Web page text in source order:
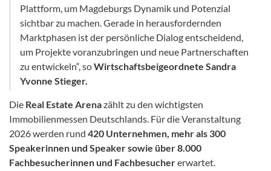
Plattform, um Magdeburgs Dynamik und Potenzial
sichtbar zu machen. Gerade in herausfordernden
Marktphasen ist der persönliche Dialog entscheidend,
um Projekte voranzubringen und neue Partnerschaften
zu entwickeln“, soWirtschaftsbeigeordnete Sandra
Yvonne Stieger.
Die Real Estate Arenazählt zu den wichtigsten
Immobilienmessen Deutschlands. Für die Veranstaltung
2026 werden rund 420 Unternehmen, mehr als 300
Speakerinnen und Speaker sowie über 8.000
Fachbesucherinnen und Fachbesuchererwartet.